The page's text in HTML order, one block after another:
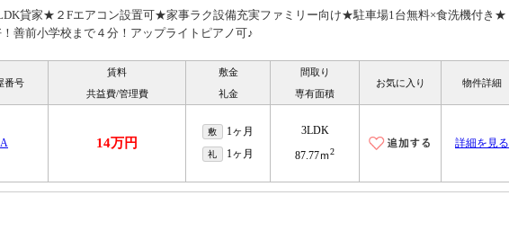
貸家★２Fエアコン設置可★家事ラク設備充実ファミリー向け★駐車場1台無料×食洗機付き★
善前小学校まで４分！アップライトピアノ可♪
番号
賃料
共益費/管理費
敷金
礼金
間取り
専有面積
お気に入り 物件詳細
A 14万円
敷 1ヶ月
礼 1ヶ月
3LDK
87.77ｍ2
詳細を見る